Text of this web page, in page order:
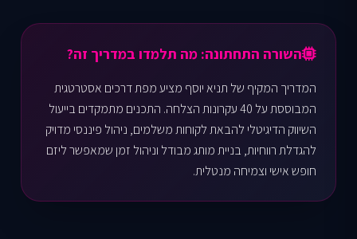
השורה התחתונה: מה תלמדו במדריך זה?
המדריך המקיף של תניא יוסף מציע מפת דרכים אסטרטגית
המבוססת על 40 עקרונות הצלחה. התכנים מתמקדים בייעול
השיווק הדיגיטלי להבאת לקוחות משלמים, ניהול פיננסי מדויק
להגדלת רווחיות, בניית מותג מבודל וניהול זמן שמאפשר ליזם
חופש אישי וצמיחה מנטלית.